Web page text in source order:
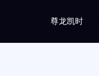
尊龙凯时